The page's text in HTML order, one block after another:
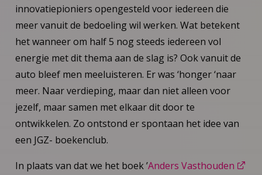
innovatiepioniers opengesteld voor iedereen die
meer vanuit de bedoeling wil werken. Wat betekent
het wanneer om half 5 nog steeds iedereen vol
energie met dit thema aan de slag is? Ook vanuit de
auto bleef men meeluisteren. Er was ‘honger ‘naar
meer. Naar verdieping, maar dan niet alleen voor
jezelf, maar samen met elkaar dit door te
ontwikkelen. Zo ontstond er spontaan het idee van
een JGZ- boekenclub.
In plaats van dat we het boek ’Anders Vasthouden